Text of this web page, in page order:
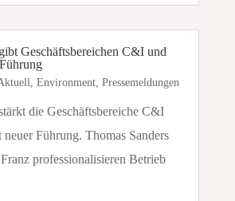
Geschäftsbereichen C&I und
Environment, Pressemeldungen
die Geschäftsbereiche C&I
Führung. Thomas Sanders
professionalisieren Betrieb